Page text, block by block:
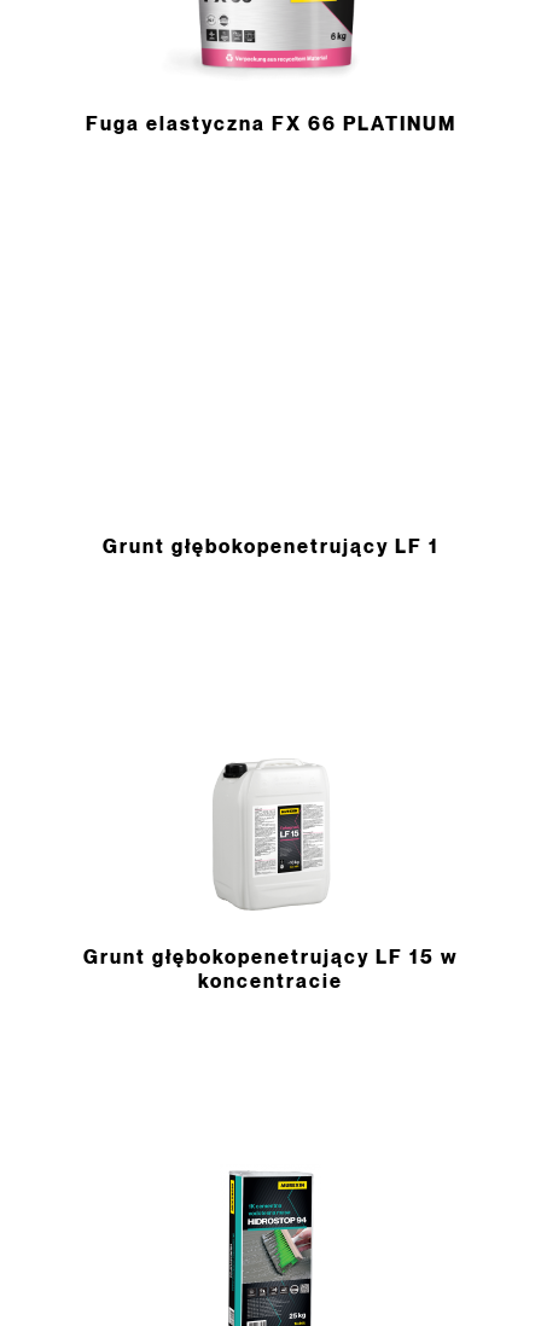
Fuga elastyczna FX 66 PLATINUM
Grunt głębokopenetrujący LF 1
Grunt głębokopenetrujący LF 15 w
koncentracie